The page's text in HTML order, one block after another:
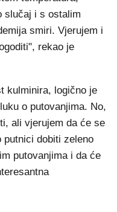
slučaj i s ostalim
smiri. Vjerujem i
rekao je
kulminira, logično je
o putovanjima. No,
ali vjerujem da će se
dobiti zeleno
putovanjima i da će